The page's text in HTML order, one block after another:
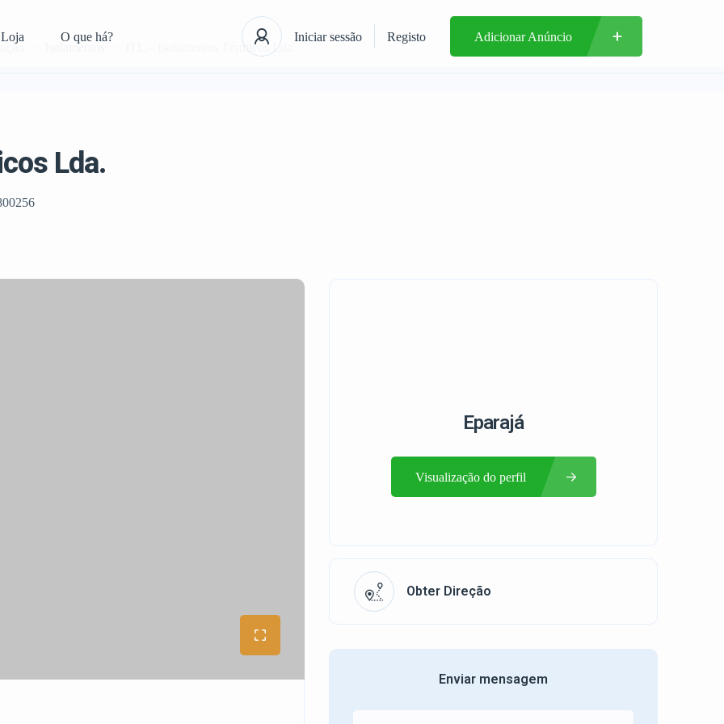
Loja O que há? Iniciar sessão Registo Adicionar Anúncio
Isolamentos ITL – Isolamentos Térmicos Lda.
Lda.
Eparajá
Visualização do perfil
Obter Direção
Enviar mensagem